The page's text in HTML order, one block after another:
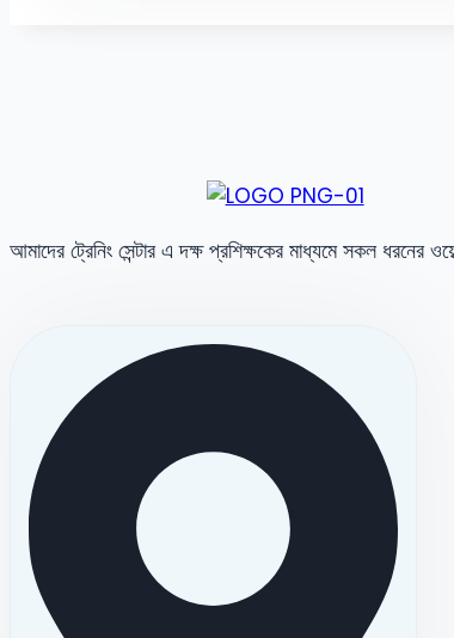
আমাদের ট্রেনিং সেন্টার এ দক্ষ প্রশিক্ষকের মাধ্যমে সকল ধরনের